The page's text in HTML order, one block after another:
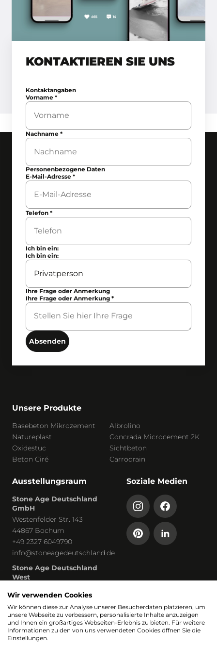
KONTAKTIEREN SIE UNS
Kontaktangaben
Vorname*
Nachname*
Personenbezogene Daten
E-Mail-Adresse*
Telefon*
Ich bin ein:
Ich bin ein:
Ihre Frage oder Anmerkung
Ihre Frage oder Anmerkung*
Absenden
Unsere Produkte
Basebeton Mikrozement
Albrolino
Natureplast
Concrada Microcement 2K
Oxidestuc
Sichtbeton
Beton Ciré
Carrodrain
Ausstellungsraum
Stone Age Deutschland
GmbH
Westenfelder Str. 143
44867 Bochum
+49 2327 6049790
info@stoneagedeutschland.de
Stone Age Deutschland
West
53819 Neunkirchen-Seelscheid
Soziale Medien
Teil von
Wir verwenden Cookies
Wir können diese zur Analyse unserer Besucherdaten platzieren, um
unsere Webseite zu verbessern, personalisierte Inhalte anzuzeigen
und Ihnen ein großartiges Webseiten-Erlebnis zu bieten. Für weitere
Informationen zu den von uns verwendeten Cookies öffnen Sie die
Einstellungen.